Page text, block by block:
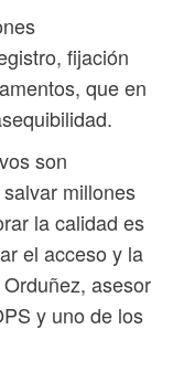
fijación
que en
son
millones
la calidad es
el acceso y la
asesor
y uno de los